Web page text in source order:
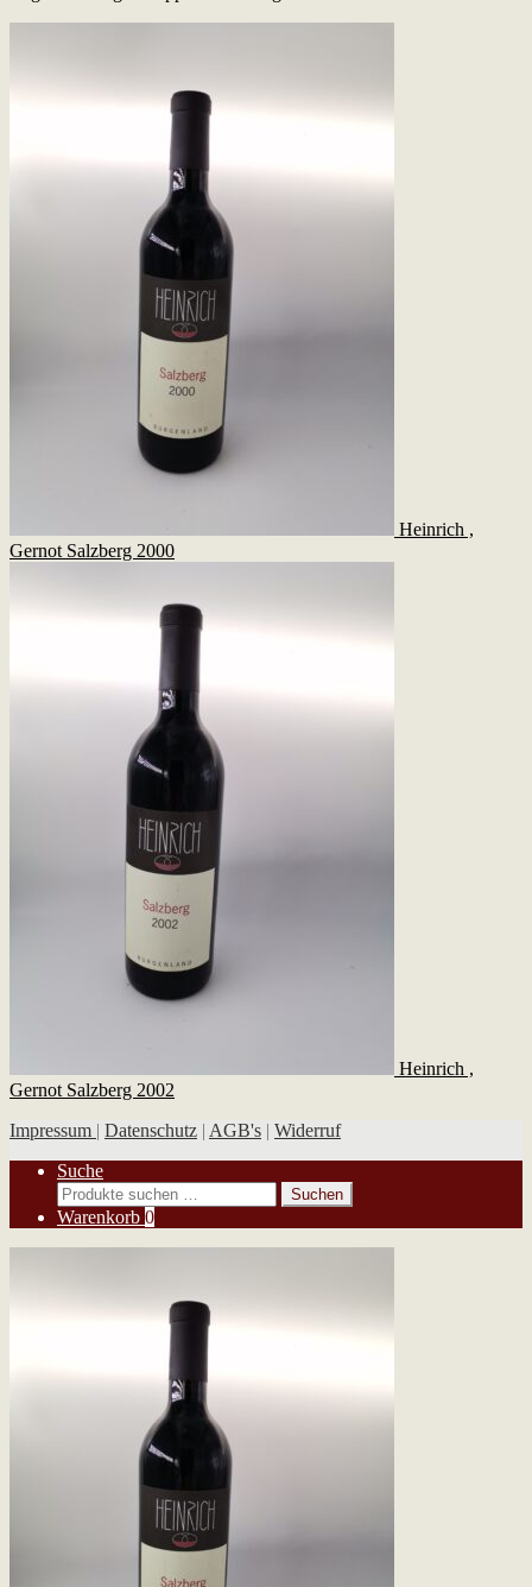
Heinrich ,
Gernot Salzberg 2000
Heinrich ,
Gernot Salzberg 2002
Impressum | Datenschutz | AGB's | Widerruf
Suche
Suchen
nach:
Suchen
Warenkorb 0